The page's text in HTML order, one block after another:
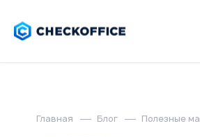
Главная Блог Полезные